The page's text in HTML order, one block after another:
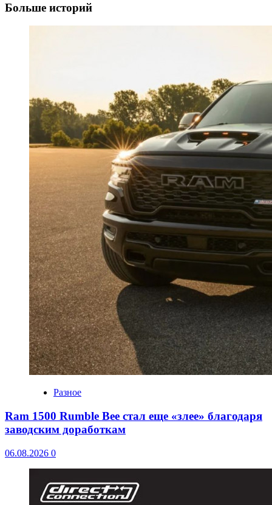
Больше историй
Разное
Ram 1500 Rumble Bee стал еще «злее» благодаря
заводским доработкам
06.08.2026 0